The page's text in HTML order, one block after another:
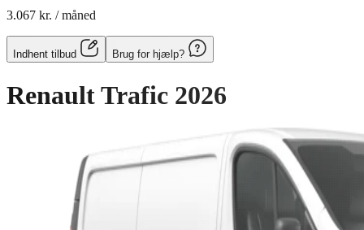
3.067 kr. / måned
Indhent tilbud Brug for hjælp?
Renault Trafic 2026